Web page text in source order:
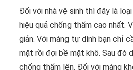
Đối với nhà vệ sinh thì đây là
hiệu quả chống thấm cao nhất.
giản. Với màng tự dính bạn chỉ
mặt rồi đợi bề mặt khô. Sau đó
chống thấm lên. Đối với màng